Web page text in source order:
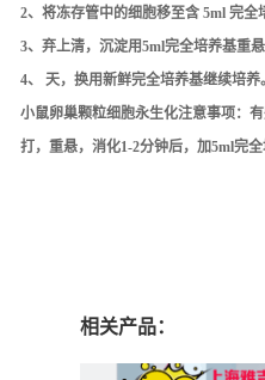
2、将冻存管中的细胞移至含 5ml 完全
3、弃上清，沉淀用5ml完全培养基重
4、 天，换用新鲜完全培养基继续培养。
小鼠卵巢颗粒细胞永生化注意事项：
打，重悬，消化1-2分钟后，加5ml完
相关产品：